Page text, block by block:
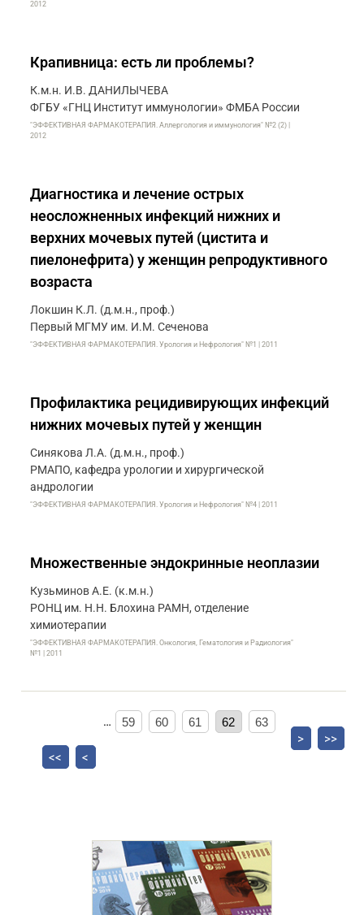
2012
Крапивница: есть ли проблемы?
К.м.н. И.В. ДАНИЛЫЧЕВА
ФГБУ «ГНЦ Институт иммунологии» ФМБА России
"ЭФФЕКТИВНАЯ ФАРМАКОТЕРАПИЯ. Аллергология и иммунология" №2 (2) |
2012
Диагностика и лечение острых
неосложненных инфекций нижних и
верхних мочевых путей (цистита и
пиелонефрита) у женщин репродуктивного
возраста
Локшин К.Л. (д.м.н., проф.)
Первый МГМУ им. И.М. Сеченова
"ЭФФЕКТИВНАЯ ФАРМАКОТЕРАПИЯ. Урология и Нефрология" №1 | 2011
Профилактика рецидивирующих инфекций
нижних мочевых путей у женщин
Синякова Л.А. (д.м.н., проф.)
РМАПО, кафедра урологии и хирургической
андрологии
"ЭФФЕКТИВНАЯ ФАРМАКОТЕРАПИЯ. Урология и Нефрология" №4 | 2011
Множественные эндокринные неоплазии
Кузьминов А.Е. (к.м.н.)
РОНЦ им. Н.Н. Блохина РАМН, отделение
химиотерапии
"ЭФФЕКТИВНАЯ ФАРМАКОТЕРАПИЯ. Онкология, Гематология и Радиология"
№1 | 2011
<< <
… 59 60 61 62 63
> >>